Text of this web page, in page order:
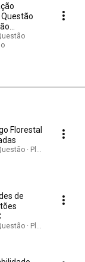
Decreto nº
e Características
Questão
Florestal
· Playlist
de
· Playlist